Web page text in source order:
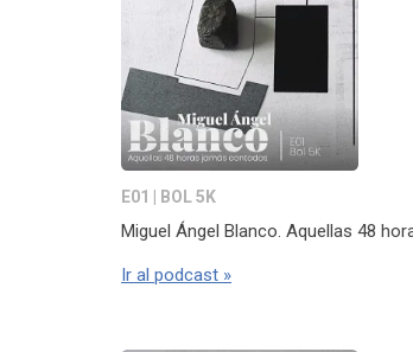
E01 | BOL 5K
Miguel Ángel Blanco. Aquellas 48
Ir al podcast »